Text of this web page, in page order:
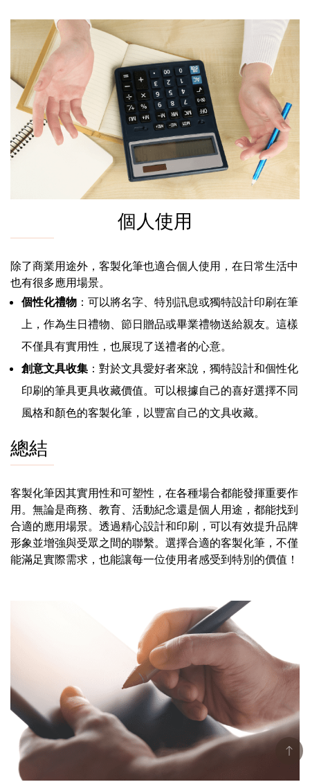
個人使用
除了商業用途外，客製化筆也適合個人使用，在日常生活中
也有很多應用場景。
個性化禮物 ：可以將名字、特別訊息或獨特設計印刷在筆
上，作為生日禮物、節日贈品或畢業禮物送給親友。這樣
不僅具有實用性，也展現了送禮者的心意。
創意文具收集 ：對於文具愛好者來說，獨特設計和個性化
印刷的筆具更具收藏價值。可以根據自己的喜好選擇不同
風格和顏色的客製化筆，以豐富自己的文具收藏。
總結
客製化筆因其實用性和可塑性，在各種場合都能發揮重要作
用。無論是商務、教育、活動紀念還是個人用途，都能找到
合適的應用場景。透過精心設計和印刷，可以有效提升品牌
形象並增強與受眾之間的聯繫。選擇合適的客製化筆，不僅
能滿足實際需求，也能讓每一位使用者感受到特別的價值！